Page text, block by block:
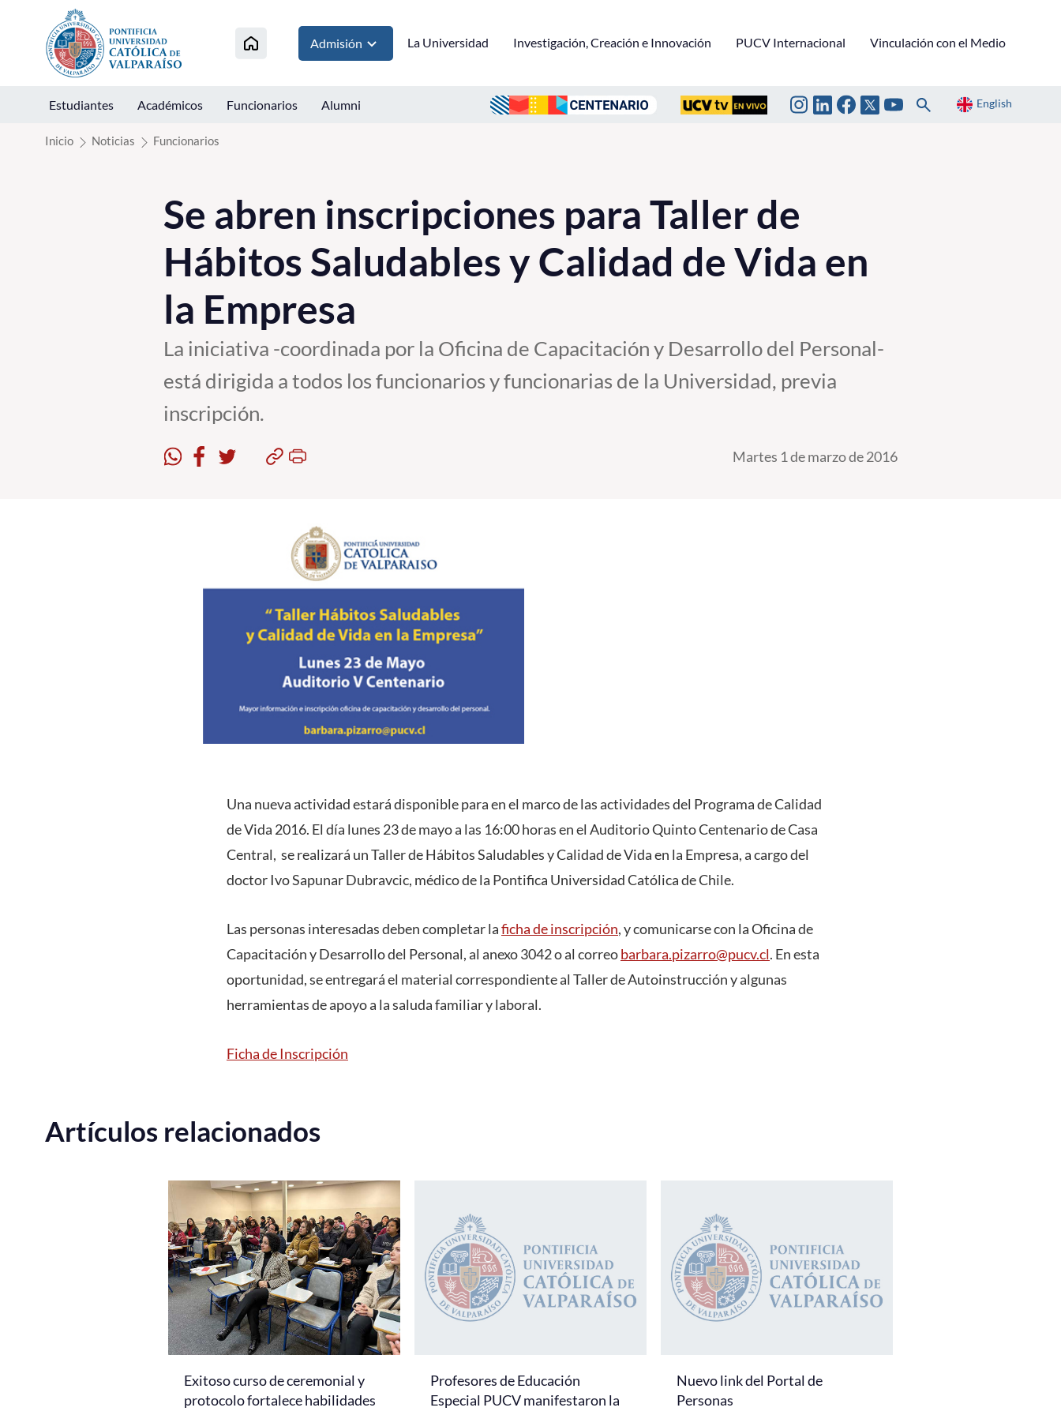
Click acá para ir directamente al contenido
Admisión La Universidad Investigación, Creación e Innovación PUCV Internacional Vinculación con el Medio
Estudiantes Académicos Funcionarios Alumni English
Inicio Noticias Funcionarios
Se abren inscripciones para Taller de
Hábitos Saludables y Calidad de Vida en
la Empresa
La iniciativa -coordinada por la Oficina de Capacitación y Desarrollo del Personal-
está dirigida a todos los funcionarios y funcionarias de la Universidad, previa
inscripción.
Martes 1 de marzo de 2016
Una nueva actividad estará disponible para en el marco de las actividades del Programa de Calidad
de Vida 2016. El día lunes 23 de mayo a las 16:00 horas en el Auditorio Quinto Centenario de Casa
Central, se realizará un Taller de Hábitos Saludables y Calidad de Vida en la Empresa, a cargo del
doctor Ivo Sapunar Dubravcic, médico de la Pontifica Universidad Católica de Chile.
Las personas interesadas deben completar laficha de inscripción, y comunicarse con la Oficina de
Capacitación y Desarrollo del Personal, al anexo 3042 o al correobarbara.pizarro@pucv.cl. En esta
oportunidad, se entregará el material correspondiente al Taller de Autoinstrucción y algunas
herramientas de apoyo a la saluda familiar y laboral.
Ficha de Inscripción
Artículos relacionados
Exitoso curso de ceremonial y
protocolo fortalece habilidades
Profesores de Educación
Especial PUCV manifestaron la
Nuevo link del Portal de
Personas